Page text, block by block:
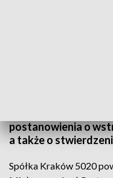
postanowienia o
a także o
Spółka Kraków 5020